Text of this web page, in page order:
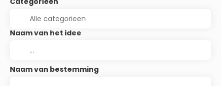
Naam van het idee
Naam van bestemming